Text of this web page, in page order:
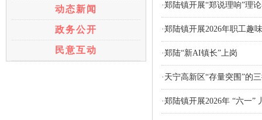
动态新闻
政务公开
民意互动
·郑陆镇开展“郑说理响”理
·郑陆镇开展2026年职工趣
·郑陆“新AI镇长”上岗
·天宁高新区“存量突围”的
·郑陆镇开展2026年 “六一”